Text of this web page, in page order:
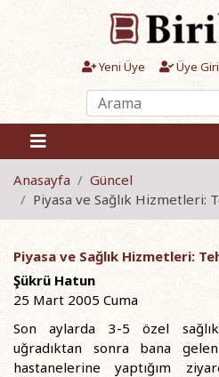
Yeni Üye Üye
Anasayfa
Güncel
Piyasa ve Sağlık Hizmetleri:
Piyasa ve Sağlık Hizmetleri:
Şükrü Hatun
25 Mart 2005 Cuma
Son aylarda 3-5 özel
uğradıktan sonra bana
hastanelerine yaptığım